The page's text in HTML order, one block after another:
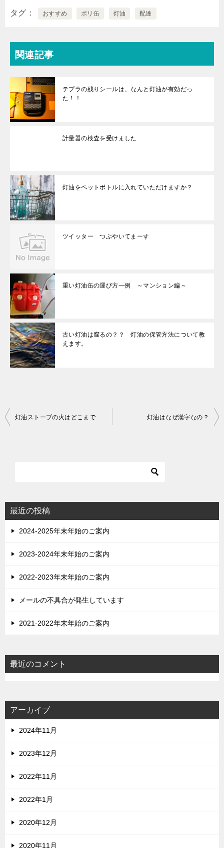
タグ おすすめ ポリ缶 灯油 配達
関連記事
テプラの残りシールは、なんと灯油が有効だっ
た！！
計量器の検査を受けました
灯油をペットボトルに入れていただけますか？
ツイッター つぶやいてまーす
重い灯油缶の運び方一例 ～マンション編～
古い灯油は腐るの？？ 灯油の保管方法について教
えます。
投
シ
ョ
灯油ストーブの火はどこまで小さくできるの？ 灯油はなぜ漢字なの？
最近の投稿
2024-2025年末年始のご案内
2023-2024年末年始のご案内
2022-2023年末年始のご案内
メールの不具合が発生しています
2021-2022年末年始のご案内
最近のコメント
アーカイブ
2024年11月
2023年12月
2022年11月
2022年1月
2020年12月
2020年11月